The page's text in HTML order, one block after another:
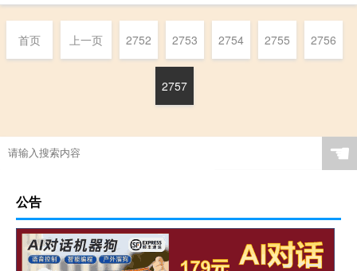
首页 上一页 2752 2753 2754 2755 2756
2757
☚
公告